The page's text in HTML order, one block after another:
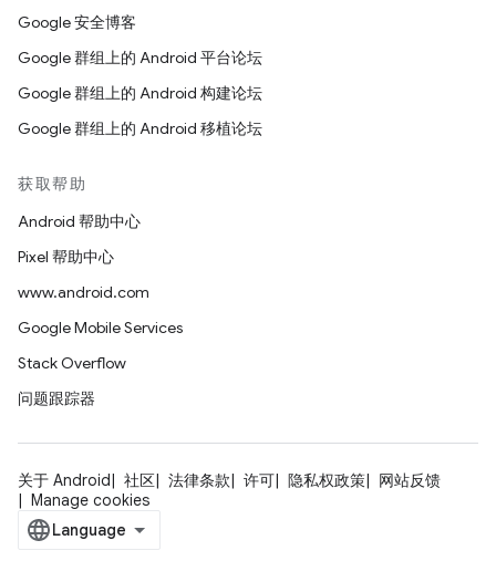
Google 安全博客
Google 群组上的 Android 平台论坛
Google 群组上的 Android 构建论坛
Google 群组上的 Android 移植论坛
获取帮助
Android 帮助中心
Pixel 帮助中心
www.android.com
Google Mobile Services
Stack Overflow
问题跟踪器
关于 Android 社区 法律条款 许可 隐私权政策
网站反馈
Manage cookies